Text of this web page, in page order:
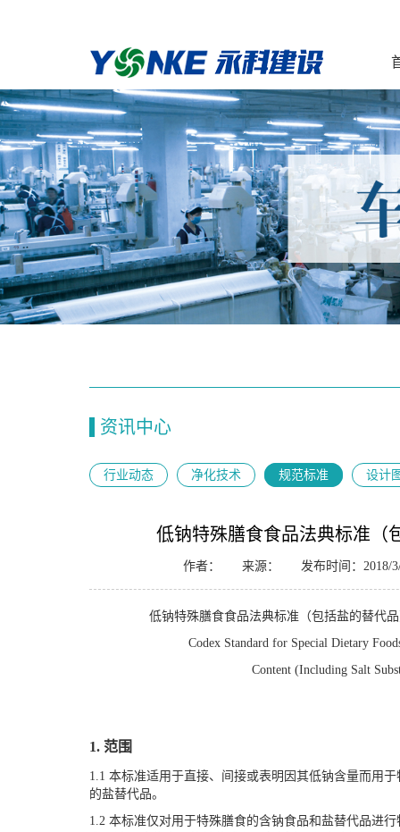
资讯中心
行业动态 净化技术 规范标准 设计
低钠特殊膳食食品法典标准（
作者： 来源： 发布时间：2018/
低钠特殊膳食食品法典标准（包括盐的替代
Codex Standard for Special Dietary
Content (Including Salt
1. 范围
1.1 本标准适用于直接、间接或表明因其低钠含量而用
的盐替代品。
1.2 本标准仅对用于特殊膳食的含钠食品和盐替代品进